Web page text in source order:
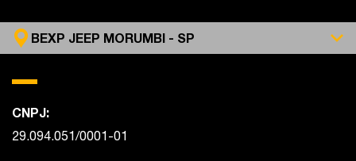
BEXP JEEP MORUMBI - SP
CNPJ:
29.094.051/0001-01